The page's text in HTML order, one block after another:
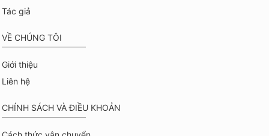
Tác giả
VỀ CHÚNG TÔI
Giới thiệu
Liên hệ
CHÍNH SÁCH VÀ ĐIỀU KHOẢN